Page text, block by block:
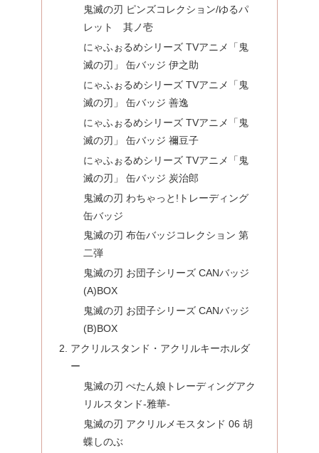
鬼滅の刃 ピンズコレクション/ゆるパ
レット 其ノ壱
にゃふぉるめシリーズ TVアニメ「鬼
滅の刃」 缶バッジ 伊之助
にゃふぉるめシリーズ TVアニメ「鬼
滅の刃」 缶バッジ 善逸
にゃふぉるめシリーズ TVアニメ「鬼
滅の刃」 缶バッジ 禰豆子
にゃふぉるめシリーズ TVアニメ「鬼
滅の刃」 缶バッジ 炭治郎
鬼滅の刃 わちゃっと!トレーディング
缶バッジ
鬼滅の刃 布缶バッジコレクション 第
二弾
鬼滅の刃 お団子シリーズ CANバッジ
(A)BOX
鬼滅の刃 お団子シリーズ CANバッジ
(B)BOX
アクリルスタンド・アクリルキーホルダ
ー
鬼滅の刃 ぺたん娘トレーディングアク
リルスタンド-雅華-
鬼滅の刃 アクリルメモスタンド 06 胡
蝶しのぶ